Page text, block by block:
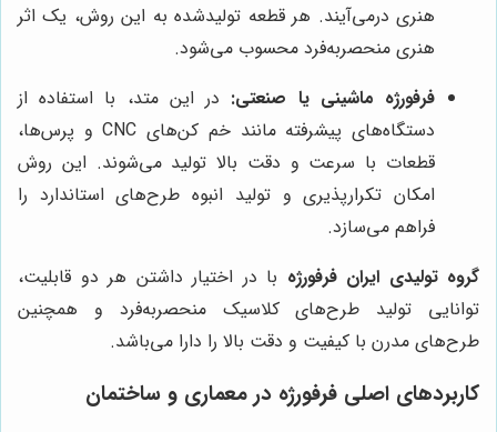
هنری درمی‌آیند. هر قطعه تولیدشده به این روش، یک اثر
هنری منحصربه‌فرد محسوب می‌شود.
فرفورژه ماشینی یا صنعتی: در این متد، با استفاده از
دستگاه‌های پیشرفته مانند خم کن‌های CNC و پرس‌ها،
قطعات با سرعت و دقت بالا تولید می‌شوند. این روش
امکان تکرارپذیری و تولید انبوه طرح‌های استاندارد را
فراهم می‌سازد.
گروه تولیدی ایران فرفورژه با در اختیار داشتن هر دو قابلیت،
توانایی تولید طرح‌های کلاسیک منحصربه‌فرد و همچنین
طرح‌های مدرن با کیفیت و دقت بالا را دارا می‌باشد.
کاربردهای اصلی فرفورژه در معماری و ساختمان